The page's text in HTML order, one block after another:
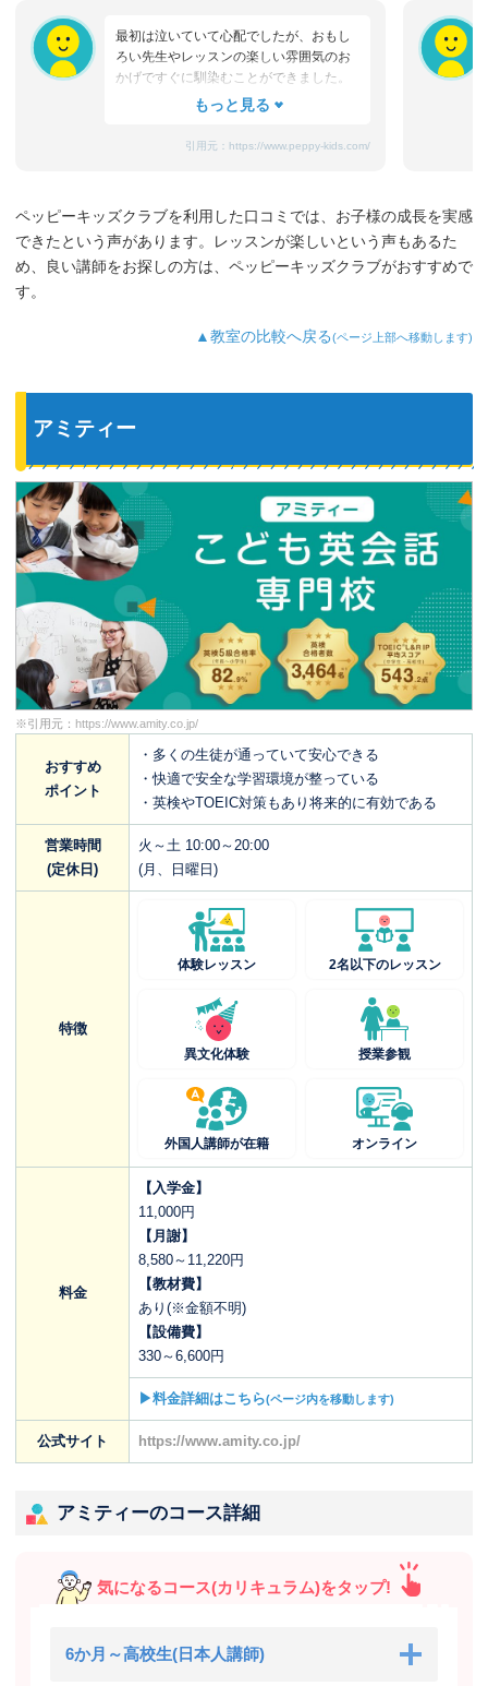
最初は泣いていて心配でしたが、おもし
ろい先生やレッスンの楽しい雰囲気のお
かげですぐに馴染むことができました。
たまにママと離れるときに嫌がることも
れ、お迎えのときはいつも笑顔です。
3歳児を飽きさせない充実したレッスンだ
と思います。うちの子は特に歌やダンス
が好きなようで、よく「Hello～♪」と歌
ど、色んなものを英語で教えてくれるよ
うになり、英語が身についてきているの
引用元： https://www.peppy-kids.com/
ペッピーキッズクラブを利用した口コミでは、お子様の成長を実感
できたという声があります。レッスンが楽しいという声もあるた
め、良い講師をお探しの方は、ペッピーキッズクラブがおすすめで
す。
▲教室の比較へ戻る(ページ上部へ移動します)
アミティー
※引用元： https://www.amity.co.jp/
おすすめ
ポイント
・多くの生徒が通っていて安心できる
・快適で安全な学習環境が整っている
・英検やTOEIC対策もあり将来的に有効である
営業時間
(定休日)
火～土 10:00～20:00
(月、日曜日)
特徴
体験レッスン 2名以下のレッスン
異文化体験 授業参観
外国人講師が在籍 オンライン
料金
【入学金】
11,000円
【月謝】
8,580～11,220円
【教材費】
あり(※金額不明)
【設備費】
330～6,600円
▶料金詳細はこちら(ページ内を移動します)
公式サイト https://www.amity.co.jp/
アミティーのコース詳細
気になるコース(カリキュラム)をタップ!
6か月～高校生(日本人講師)